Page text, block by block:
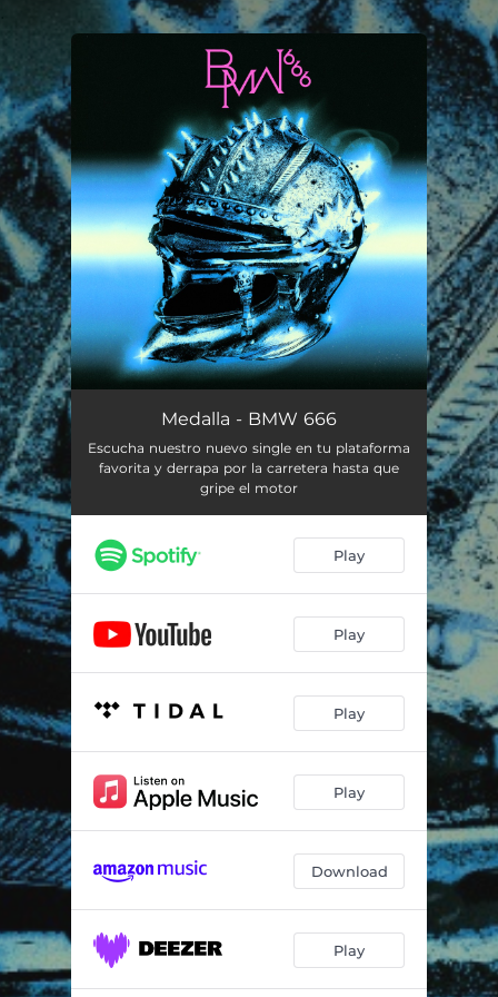
You're all set!
Medalla - BMW 666
Escucha nuestro nuevo single en tu plataforma
favorita y derrapa por la carretera hasta que
gripe el motor
Play
Play
Play
Play
Download
Play